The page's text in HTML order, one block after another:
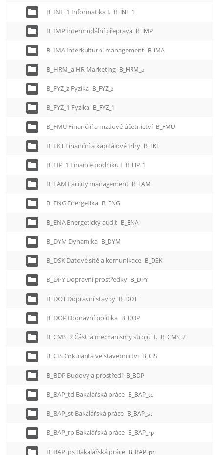
B_INF_1 Informatika I. B_INF_1
B_IMP Intermodální přeprava B_IMP
B_IMA Interkulturní management B_IMA
B_HRM_a HR Marketing B_HRM_a
B_FYZ_z Fyzika B_FYZ_z
B_FYZ_1 Fyzika B_FYZ_1
B_FMU Finanční a mzdové účetnictví B_FMU
B_FKT Finanční a kapitálové trhy B_FKT
B_FIP_1 Finance podniku I B_FIP_1
B_FAM Facility management B_FAM
B_ENG Energetika B_ENG
B_ENA Energetický audit B_ENA
B_DYM Dynamika B_DYM
B_DSK Datové sítě a komunikace B_DSK
B_DPY Dopravní prostředky B_DPY
B_DOT Dopravní stavby B_DOT
B_DOP Dopravní politika B_DOP
B_CMS_2 Části a mechanismy strojů II. B_CMS_2
B_CIS Cirkularita ve stavebnictví B_CIS
B_BDP Budovy a prostředí B_BDP
B_BAP_td Bakalářská práce B_BAP_td
B_BAP_st Bakalářská práce B_BAP_st
B_BAP_rp Bakalářská práce B_BAP_rp
B_BAP_ps Bakalářská práce B_BAP_ps